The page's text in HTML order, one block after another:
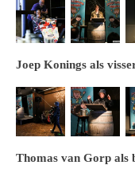
Joep Konings als
Thomas van Gorp als